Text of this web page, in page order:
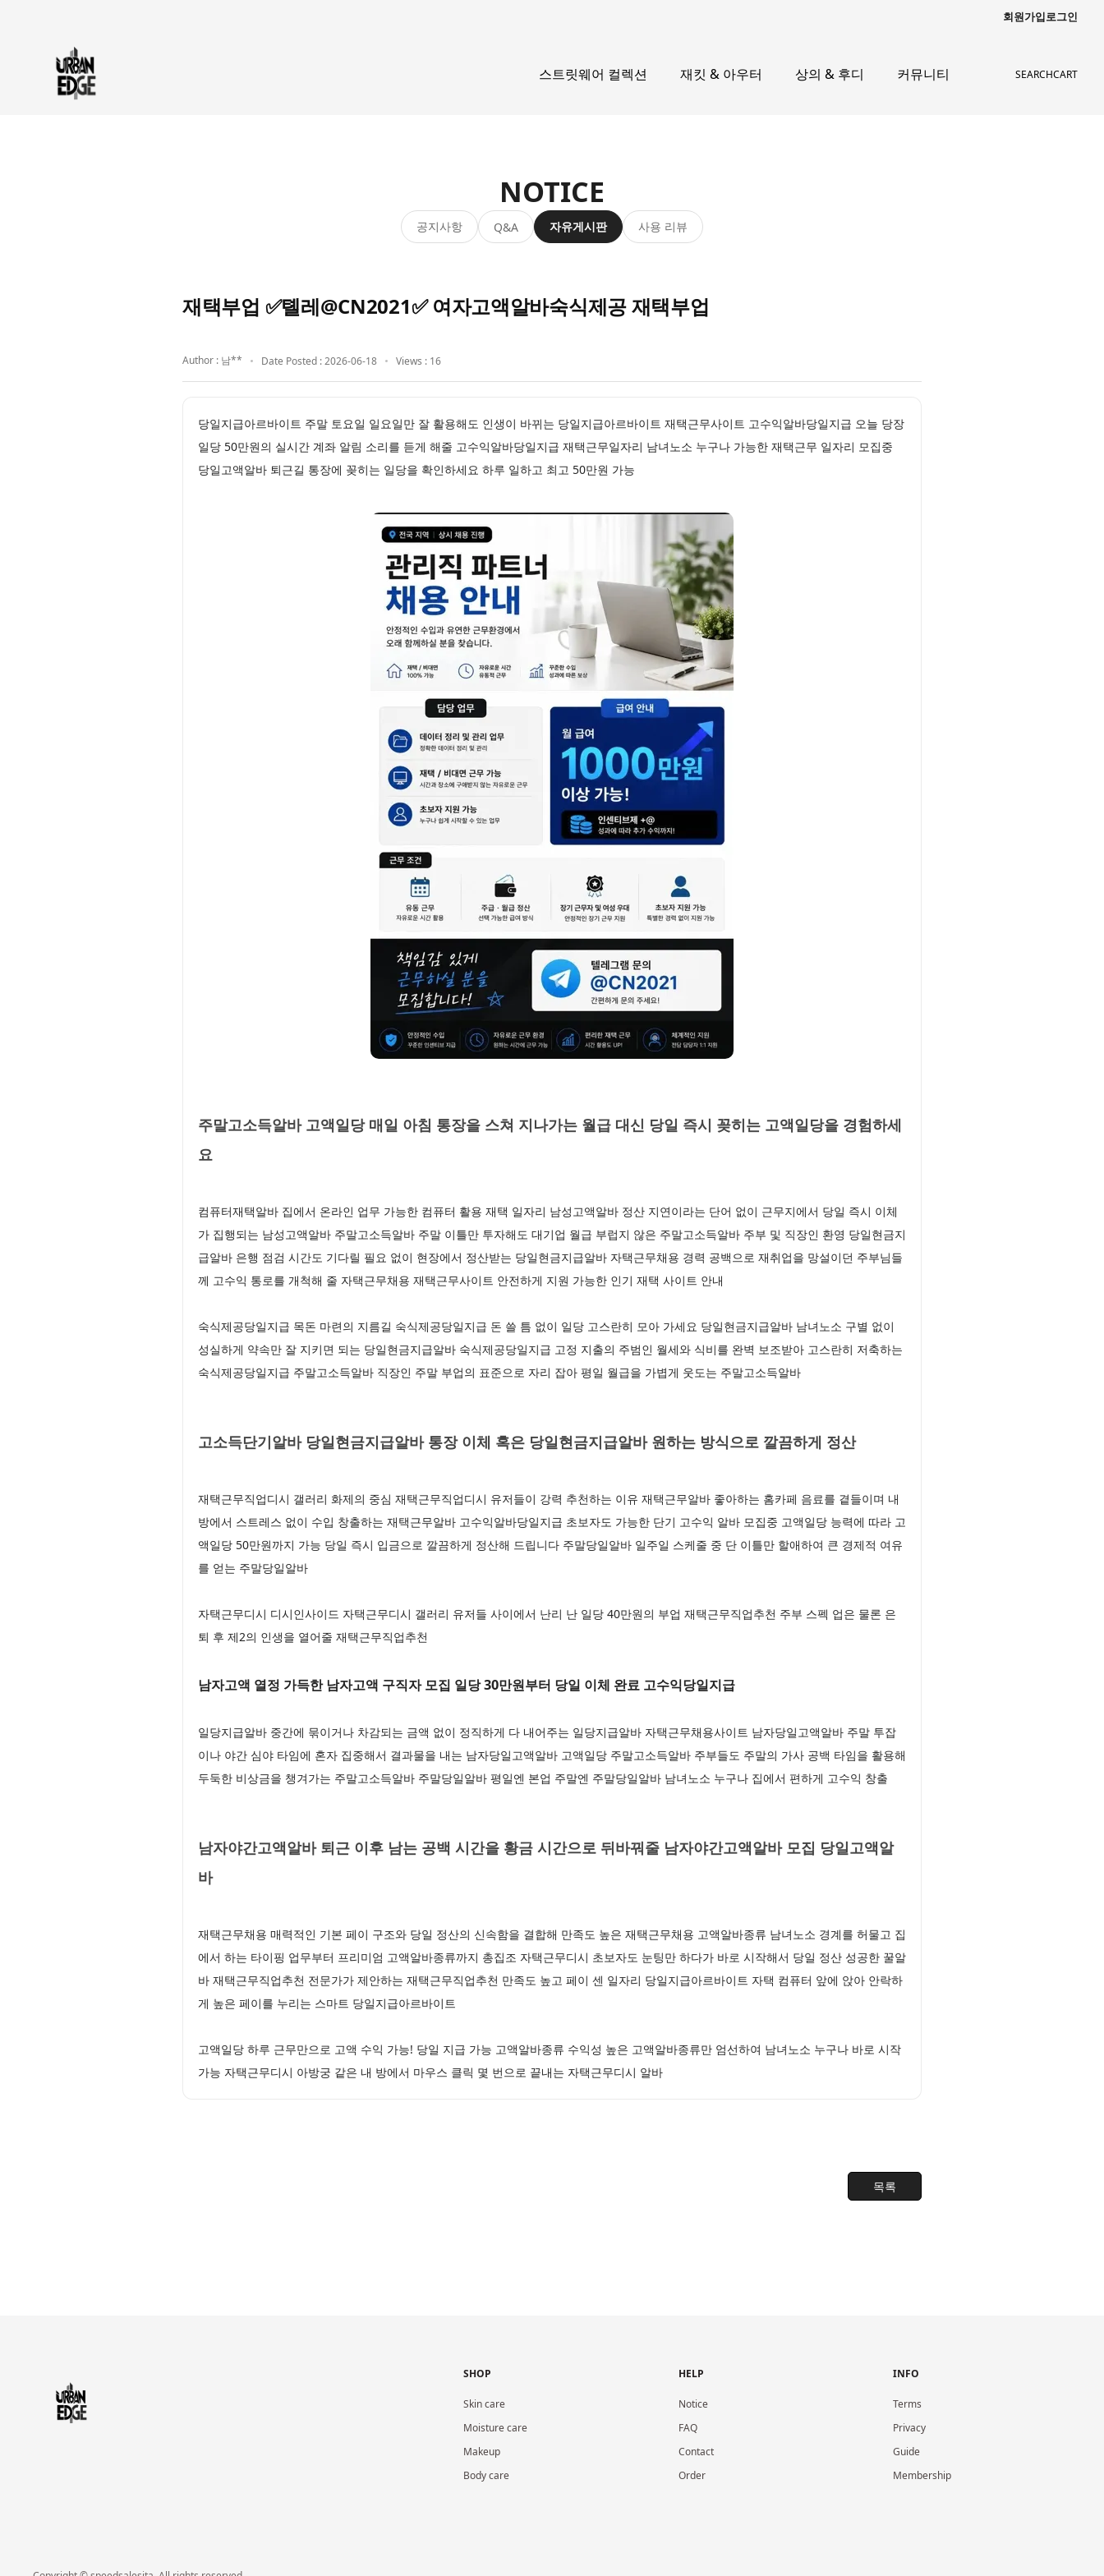
회원가입로그인
스트릿웨어 컬렉션 재킷 & 아우터 상의 & 후디 커뮤니티 SEARCHCART
NOTICE
공지사항 Q&A 자유게시판 사용 리뷰
재택부업 ✅톌레@CN2021✅ 여자고액알바숙식제공 재택부업
Author : 남** Date Posted : 2026-06-18 Views : 16
당일지급아르바이트 주말 토요일 일요일만 잘 활용해도 인생이 바뀌는 당일지급아르바이트 재택근무사이트 고수익알바당일지급 오늘 당장
일당 50만원의 실시간 계좌 알림 소리를 듣게 해줄 고수익알바당일지급 재택근무일자리 남녀노소 누구나 가능한 재택근무 일자리 모집중
당일고액알바 퇴근길 통장에 꽂히는 일당을 확인하세요 하루 일하고 최고 50만원 가능
주말고소득알바 고액일당 매일 아침 통장을 스쳐 지나가는 월급 대신 당일 즉시 꽂히는 고액일당을 경험하세
요
컴퓨터재택알바 집에서 온라인 업무 가능한 컴퓨터 활용 재택 일자리 남성고액알바 정산 지연이라는 단어 없이 근무지에서 당일 즉시 이체
가 집행되는 남성고액알바 주말고소득알바 주말 이틀만 투자해도 대기업 월급 부럽지 않은 주말고소득알바 주부 및 직장인 환영 당일현금지
급알바 은행 점검 시간도 기다릴 필요 없이 현장에서 정산받는 당일현금지급알바 자택근무채용 경력 공백으로 재취업을 망설이던 주부님들
께 고수익 통로를 개척해 줄 자택근무채용 재택근무사이트 안전하게 지원 가능한 인기 재택 사이트 안내
숙식제공당일지급 목돈 마련의 지름길 숙식제공당일지급 돈 쓸 틈 없이 일당 고스란히 모아 가세요 당일현금지급알바 남녀노소 구별 없이
성실하게 약속만 잘 지키면 되는 당일현금지급알바 숙식제공당일지급 고정 지출의 주범인 월세와 식비를 완벽 보조받아 고스란히 저축하는
숙식제공당일지급 주말고소득알바 직장인 주말 부업의 표준으로 자리 잡아 평일 월급을 가볍게 웃도는 주말고소득알바
고소득단기알바 당일현금지급알바 통장 이체 혹은 당일현금지급알바 원하는 방식으로 깔끔하게 정산
재택근무직업디시 갤러리 화제의 중심 재택근무직업디시 유저들이 강력 추천하는 이유 재택근무알바 좋아하는 홈카페 음료를 곁들이며 내
방에서 스트레스 없이 수입 창출하는 재택근무알바 고수익알바당일지급 초보자도 가능한 단기 고수익 알바 모집중 고액일당 능력에 따라 고
액일당 50만원까지 가능 당일 즉시 입금으로 깔끔하게 정산해 드립니다 주말당일알바 일주일 스케줄 중 단 이틀만 할애하여 큰 경제적 여유
를 얻는 주말당일알바
자택근무디시 디시인사이드 자택근무디시 갤러리 유저들 사이에서 난리 난 일당 40만원의 부업 재택근무직업추천 주부 스펙 업은 물론 은
퇴 후 제2의 인생을 열어줄 재택근무직업추천
남자고액 열정 가득한 남자고액 구직자 모집 일당 30만원부터 당일 이체 완료 고수익당일지급
일당지급알바 중간에 묶이거나 차감되는 금액 없이 정직하게 다 내어주는 일당지급알바 자택근무채용사이트 남자당일고액알바 주말 투잡
이나 야간 심야 타임에 혼자 집중해서 결과물을 내는 남자당일고액알바 고액일당 주말고소득알바 주부들도 주말의 가사 공백 타임을 활용해
두둑한 비상금을 챙겨가는 주말고소득알바 주말당일알바 평일엔 본업 주말엔 주말당일알바 남녀노소 누구나 집에서 편하게 고수익 창출
남자야간고액알바 퇴근 이후 남는 공백 시간을 황금 시간으로 뒤바꿔줄 남자야간고액알바 모집 당일고액알
바
재택근무채용 매력적인 기본 페이 구조와 당일 정산의 신속함을 결합해 만족도 높은 재택근무채용 고액알바종류 남녀노소 경계를 허물고 집
에서 하는 타이핑 업무부터 프리미엄 고액알바종류까지 총집조 자택근무디시 초보자도 눈팅만 하다가 바로 시작해서 당일 정산 성공한 꿀알
바 재택근무직업추천 전문가가 제안하는 재택근무직업추천 만족도 높고 페이 센 일자리 당일지급아르바이트 자택 컴퓨터 앞에 앉아 안락하
게 높은 페이를 누리는 스마트 당일지급아르바이트
고액일당 하루 근무만으로 고액 수익 가능! 당일 지급 가능 고액알바종류 수익성 높은 고액알바종류만 엄선하여 남녀노소 누구나 바로 시작
가능 자택근무디시 아방궁 같은 내 방에서 마우스 클릭 몇 번으로 끝내는 자택근무디시 알바
목록
SHOP
Skin care
Moisture care
Makeup
Body care
HELP
Notice
FAQ
Contact
Order
INFO
Terms
Privacy
Guide
Membership